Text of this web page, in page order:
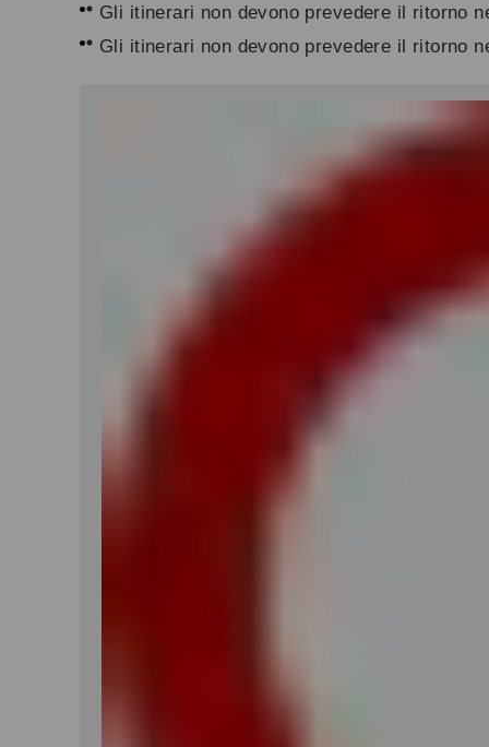
Gli itinerari non devono prevedere il ritorno
Gli itinerari non devono prevedere il ritorno